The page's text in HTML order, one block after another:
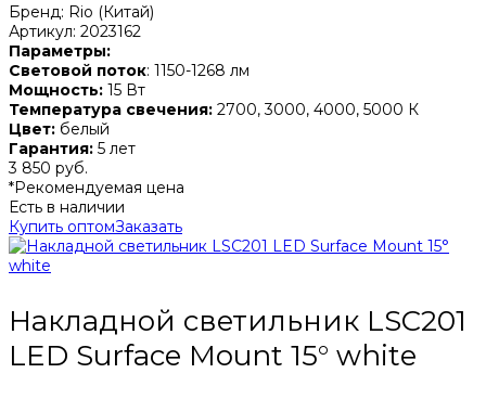
Бренд: Rio (Китай)
Артикул: 2023162
Параметры:
Световой поток: 1150-1268 лм
Мощность: 15 Вт
Температура свечения: 2700, 3000, 4000, 5000 К
Цвет: белый
Гарантия: 5 лет
3 850 руб.
*Рекомендуемая цена
Есть в наличии
Купить оптомЗаказать
Накладной светильник LSC201
LED Surface Mount 15° white